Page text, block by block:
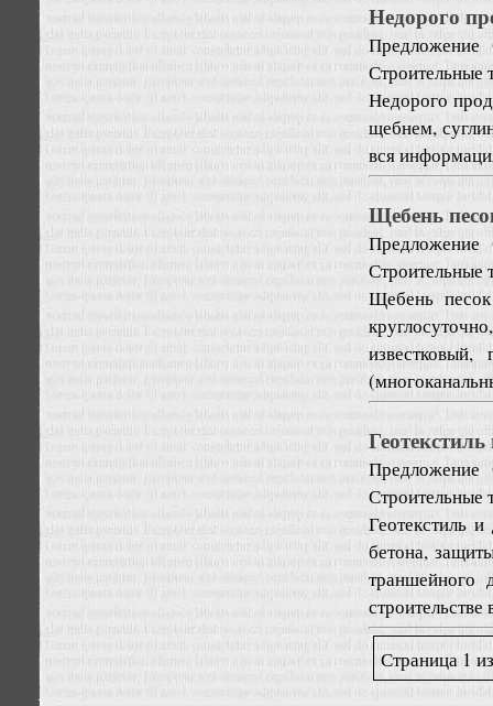
Недорого
Предложение
Строительные
Недорого
щебнем,
вся
Щебень
Предложение
Строительные
Щебень
Предложение
Строительные
Геотекстиль
бетона,
траншейного
Страница 1